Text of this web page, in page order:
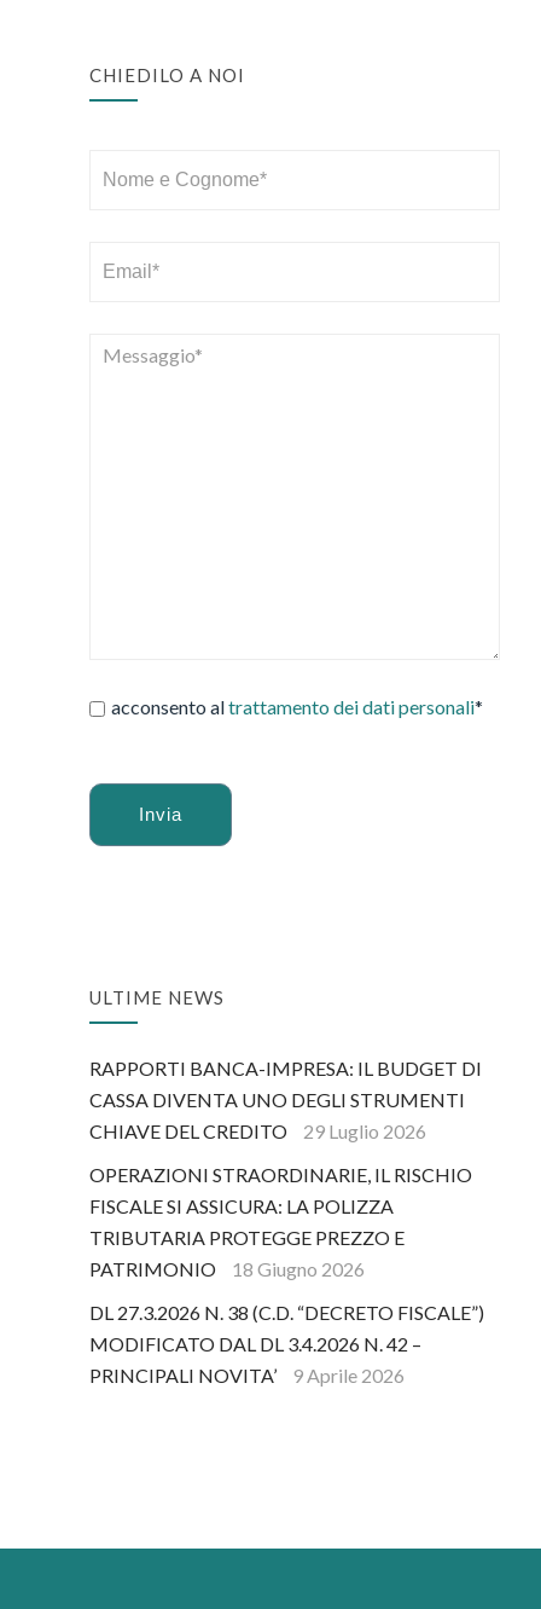
CHIEDILO A NOI
acconsento altrattamento dei dati personali*
ULTIME NEWS
RAPPORTI BANCA-IMPRESA: IL BUDGET DI
CASSA DIVENTA UNO DEGLI STRUMENTI
CHIAVE DEL CREDITO
29 Luglio 2026
OPERAZIONI STRAORDINARIE, IL RISCHIO
FISCALE SI ASSICURA: LA POLIZZA
TRIBUTARIA PROTEGGE PREZZO E
PATRIMONIO
18 Giugno 2026
DL 27.3.2026 N. 38 (C.D. “DECRETO FISCALE”)
MODIFICATO DAL DL 3.4.2026 N. 42 –
PRINCIPALI NOVITA’
9 Aprile 2026